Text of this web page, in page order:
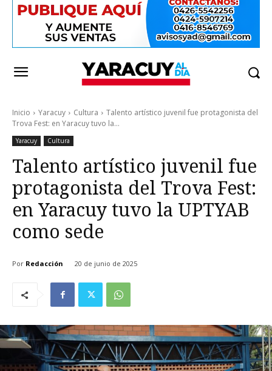
Inicio Yaracuy Cultura
Talento artístico juvenil fue protagonista del
Trova Fest: en Yaracuy tuvo la...
Yaracuy Cultura
Talento artístico juvenil fue
protagonista del Trova Fest:
en Yaracuy tuvo la UPTYAB
como sede
Por Redacción 20 de junio de 2025